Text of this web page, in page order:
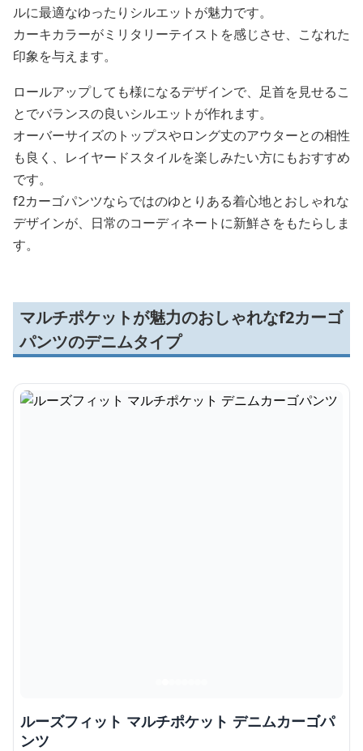
ルに最適なゆったりシルエットが魅力です。
カーキカラーがミリタリーテイストを感じさせ、こなれた
印象を与えます。
ロールアップしても様になるデザインで、足首を見せるこ
とでバランスの良いシルエットが作れます。
オーバーサイズのトップスやロング丈のアウターとの相性
も良く、レイヤードスタイルを楽しみたい方にもおすすめ
です。
f2カーゴパンツならではのゆとりある着心地とおしゃれな
デザインが、日常のコーディネートに新鮮さをもたらしま
す。
マルチポケットが魅力のおしゃれなf2カーゴ
パンツのデニムタイプ
ルーズフィット マルチポケット デニムカーゴパ
ンツ